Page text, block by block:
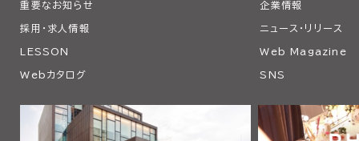
重要なお知らせ 企業情報
採用・求人情報 ニュース・リリース
LESSON Web Magazine
Webカタログ SNS